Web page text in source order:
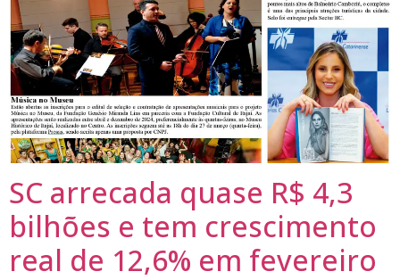
SC arrecada quase R$ 4,3
bilhões e tem crescimento
real de 12,6% em fevereiro